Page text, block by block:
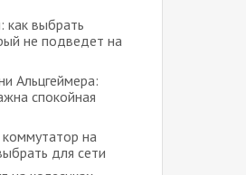
как выбрать
не подведет на
Альцгеймера:
спокойная
на
для сети